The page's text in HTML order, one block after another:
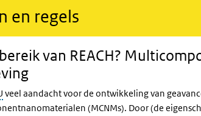
en regels
van REACH?
veel aandacht voor de ontwikkeling van
(MCNMs). Door (de